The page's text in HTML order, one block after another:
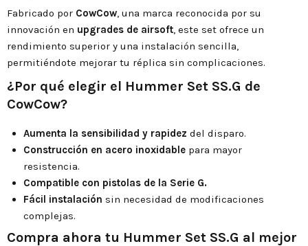
Fabricado por CowCow, una marca reconocida por su
innovación en upgrades de airsoft, este set ofrece un
rendimiento superior y una instalación sencilla,
permitiéndote mejorar tu réplica sin complicaciones.
¿Por qué elegir el Hummer Set SS.G de
CowCow?
Aumenta la sensibilidad y rapidez del disparo.
Construcción en acero inoxidable para mayor
resistencia.
Compatible con pistolas de la Serie G.
Fácil instalación sin necesidad de modificaciones
complejas.
Compra ahora tu Hummer Set SS.G al mejor